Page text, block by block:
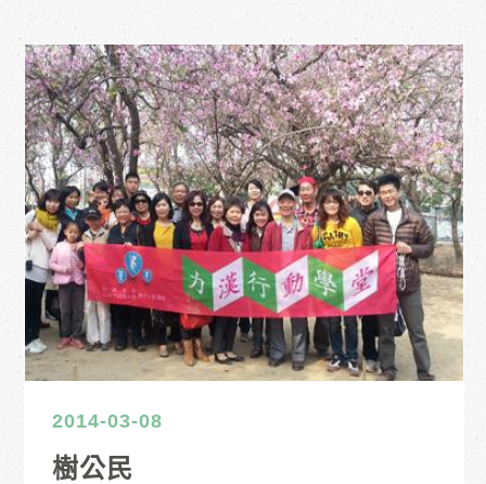
2014-03-08
樹公民